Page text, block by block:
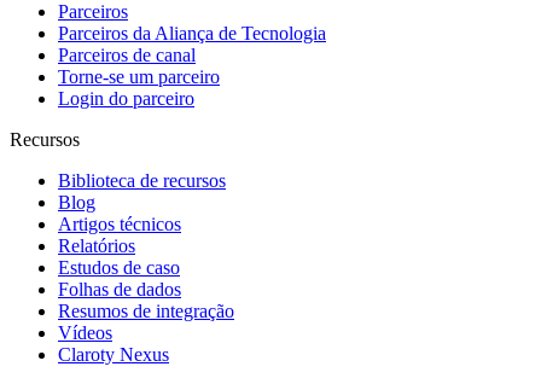
Parceiros
Parceiros da Aliança de Tecnologia
Parceiros de canal
Torne-se um parceiro
Login do parceiro
Recursos
Biblioteca de recursos
Blog
Artigos técnicos
Relatórios
Estudos de caso
Folhas de dados
Resumos de integração
Vídeos
Claroty Nexus